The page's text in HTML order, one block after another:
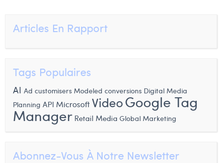
Articles En Rapport
Tags Populaires
AI Ad customisers Modeled conversions Digital Media
Planning API MicrosoftVideoGoogle Tag
Manager Retail Media Global Marketing
Abonnez-Vous À Notre Newsletter